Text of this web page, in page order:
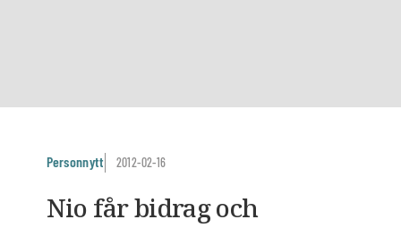
Personnytt 2012-02-16
Nio får bidrag och